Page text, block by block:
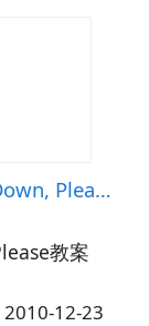
Please教案
教案
12-23